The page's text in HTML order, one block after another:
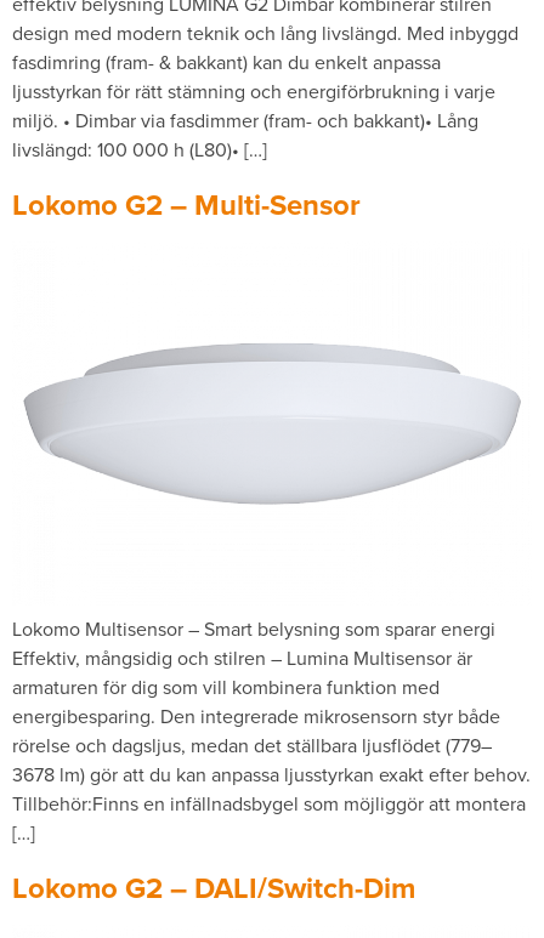
design med modern teknik och lång livslängd. Med inbyggd
fasdimring (fram- & bakkant) kan du enkelt anpassa
ljusstyrkan för rätt stämning och energiförbrukning i varje
miljö. • Dimbar via fasdimmer (fram- och bakkant)• Lång
livslängd: 100 000 h (L80)• […]
Lokomo G2 – Multi-Sensor
Lokomo Multisensor – Smart belysning som sparar energi
Effektiv, mångsidig och stilren – Lumina Multisensor är
armaturen för dig som vill kombinera funktion med
energibesparing. Den integrerade mikrosensorn styr både
rörelse och dagsljus, medan det ställbara ljusflödet (779–
3678 lm) gör att du kan anpassa ljusstyrkan exakt efter behov.
Tillbehör:Finns en infällnadsbygel som möjliggör att montera
[…]
Lokomo G2 – DALI/Switch-Dim